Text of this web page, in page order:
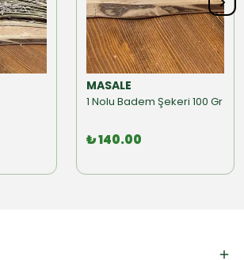
MASALE
1 Nolu Badem Şekeri 100 Gr
₺ 140.00